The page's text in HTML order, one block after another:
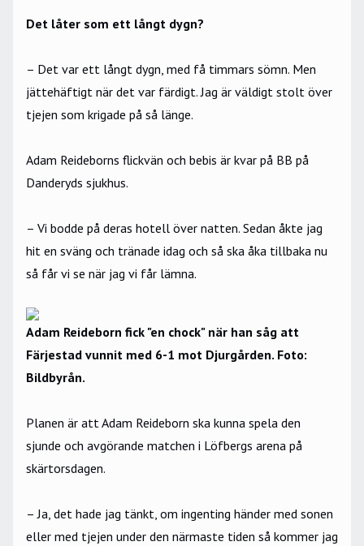
Det låter som ett långt dygn?
– Det var ett långt dygn, med få timmars sömn. Men
jättehäftigt när det var färdigt. Jag är väldigt stolt över
tjejen som krigade på så länge.
Adam Reideborns flickvän och bebis är kvar på BB på
Danderyds sjukhus.
– Vi bodde på deras hotell över natten. Sedan åkte jag
hit en sväng och tränade idag och så ska åka tillbaka nu
så får vi se när jag vi får lämna.
Adam Reideborn fick "en chock" när han såg att
Färjestad vunnit med 6-1 mot Djurgården. Foto:
Bildbyrån.
Planen är att Adam Reideborn ska kunna spela den
sjunde och avgörande matchen i Löfbergs arena på
skärtorsdagen.
– Ja, det hade jag tänkt, om ingenting händer med sonen
eller med tjejen under den närmaste tiden så kommer jag